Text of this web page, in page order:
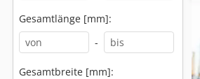
Gesamtlänge [mm]:
-
Gesamtbreite [mm]: